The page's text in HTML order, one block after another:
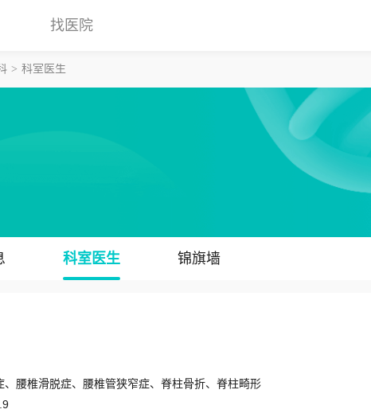
找医院
科室医生
科室医生 锦旗墙
腰椎滑脱症、腰椎管狭窄症、脊柱骨折、脊柱畸形